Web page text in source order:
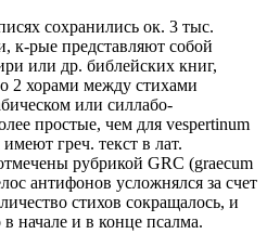
сохранились ок. 3 тыс.
к-рые представляют собой
или др. библейских книг,
2 хорами между стихами
или силлабо-
простые, чем для vespertinum
греч. текст в лат.
рубрикой GRC (graecum
антифонов усложнялся за счет
стихов сокращалось, и
начале и в конце псалма.